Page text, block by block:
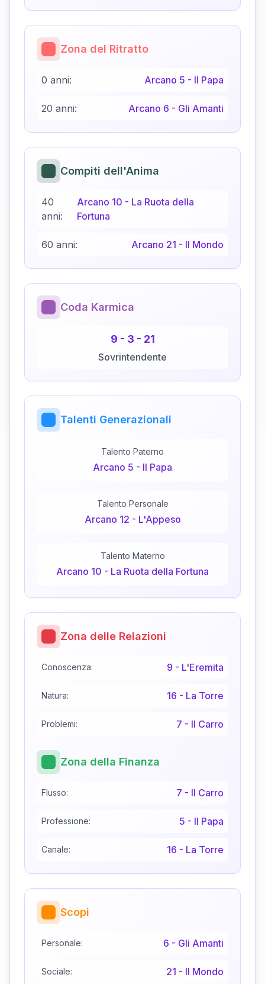
Zona del Ritratto
0 anni: Arcano 5 - Il Papa
20 anni: Arcano 6 - Gli Amanti
Compiti dell'Anima
40
anni:
Arcano 10 - La Ruota della
Fortuna
60 anni: Arcano 21 - Il Mondo
Coda Karmica
9 - 3 - 21
Sovrintendente
Talenti Generazionali
Talento Paterno
Arcano 5 - Il Papa
Talento Personale
Arcano 12 - L'Appeso
Talento Materno
Arcano 10 - La Ruota della Fortuna
Zona delle Relazioni
Conoscenza: 9 - L'Eremita
Natura: 16 - La Torre
Problemi: 7 - Il Carro
Zona della Finanza
Flusso: 7 - Il Carro
Professione: 5 - Il Papa
Canale: 16 - La Torre
Scopi
Personale: 6 - Gli Amanti
Sociale: 21 - Il Mondo